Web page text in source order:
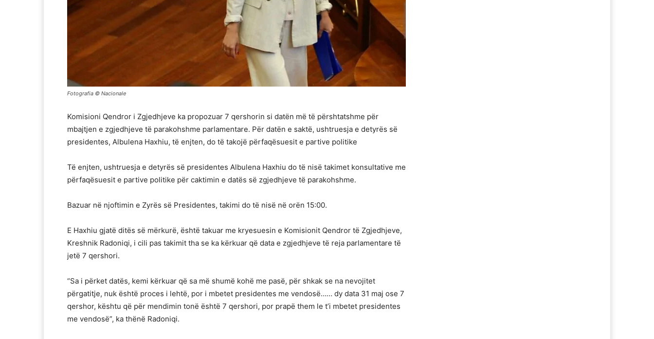
Fotografia © Nacionale
Komisioni Qendror i Zgjedhjeve ka propozuar 7 qershorin si datën më të përshtatshme për
mbajtjen e zgjedhjeve të parakohshme parlamentare. Për datën e saktë, ushtruesja e detyrës së
presidentes, Albulena Haxhiu, të enjten, do të takojë përfaqësuesit e partive politike
Të enjten, ushtruesja e detyrës së presidentes Albulena Haxhiu do të nisë takimet konsultative me
përfaqësuesit e partive politike për caktimin e datës së zgjedhjeve të parakohshme.
Bazuar në njoftimin e Zyrës së Presidentes, takimi do të nisë në orën 15:00.
E Haxhiu gjatë ditës së mërkurë, është takuar me kryesuesin e Komisionit Qendror të Zgjedhjeve,
Kreshnik Radoniqi, i cili pas takimit tha se ka kërkuar që data e zgjedhjeve të reja parlamentare të
jetë 7 qershori.
“Sa i përket datës, kemi kërkuar që sa më shumë kohë me pasë, për shkak se na nevojitet
përgatitje, nuk është proces i lehtë, por i mbetet presidentes me vendosë…… dy data 31 maj ose 7
qershor, kështu që për mendimin tonë është 7 qershori, por prapë them le t’i mbetet presidentes
me vendosë”, ka thënë Radoniqi.